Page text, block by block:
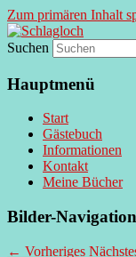
Zum primären Inhalt
supersberger
Suchen
Hauptmenü
Start
Gästebuch
Informationen
Kontakt
Meine Bücher
Bilder-Navigation
← Vorheriges